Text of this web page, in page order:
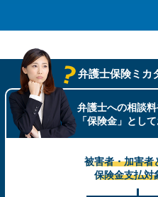
弁護士保険ミカ
弁護士への相談
「保険金」とし
被害者・加害者
保険金支払対